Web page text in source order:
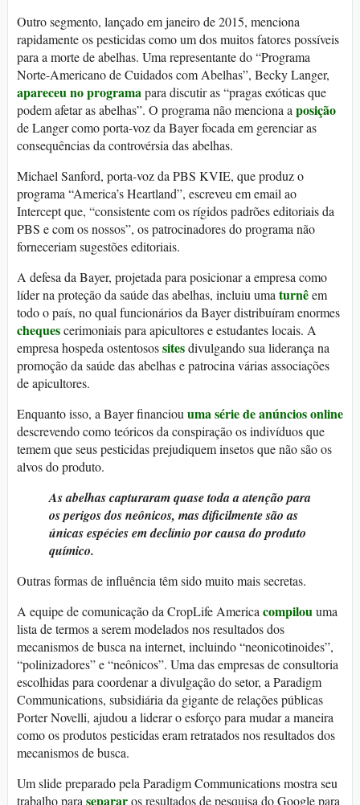
Outro segmento, lançado em janeiro de 2015, menciona
rapidamente os pesticidas como um dos muitos fatores possíveis
para a morte de abelhas. Uma representante do “Programa
Norte-Americano de Cuidados com Abelhas”, Becky Langer,
apareceu no programapara discutir as “pragas exóticas que
podem afetar as abelhas”. O programa não menciona a posição
de Langer como porta-voz da Bayer focada em gerenciar as
consequências da controvérsia das abelhas.
Michael Sanford, porta-voz da PBS KVIE, que produz o
programa “America’s Heartland”, escreveu em email ao
Intercept que, “consistente com os rígidos padrões editoriais da
PBS e com os nossos”, os patrocinadores do programa não
forneceriam sugestões editoriais.
A defesa da Bayer, projetada para posicionar a empresa como
líder na proteção da saúde das abelhas, incluiu uma turnêem
todo o país, no qual funcionários da Bayer distribuíram enormes
chequescerimoniais para apicultores e estudantes locais. A
empresa hospeda ostentosossitesdivulgando sua liderança na
promoção da saúde das abelhas e patrocina várias associações
de apicultores.
Enquanto isso, a Bayer financiou uma série de anúncios online
descrevendo como teóricos da conspiração os indivíduos que
temem que seus pesticidas prejudiquem insetos que não são os
alvos do produto.
As abelhas capturaram quase toda a atenção para
os perigos dos neônicos, mas dificilmente são as
únicas espécies em declínio por causa do produto
químico.
Outras formas de influência têm sido muito mais secretas.
A equipe de comunicação da CropLife America compilouuma
lista de termos a serem modelados nos resultados dos
mecanismos de busca na internet, incluindo “neonicotinoides”,
“polinizadores” e “neônicos”. Uma das empresas de consultoria
escolhidas para coordenar a divulgação do setor, a Paradigm
Communications, subsidiária da gigante de relações públicas
Porter Novelli, ajudou a liderar o esforço para mudar a maneira
como os produtos pesticidas eram retratados nos resultados dos
mecanismos de busca.
Um slide preparado pela Paradigm Communications mostra seu
trabalho para separaros resultados de pesquisa do Google para